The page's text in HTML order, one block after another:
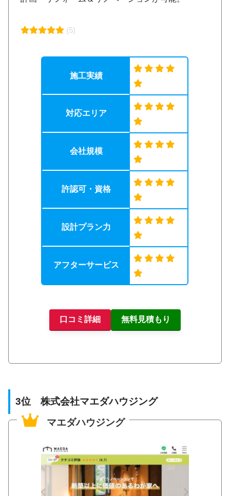
(5)
施工実績
対応エリア
会社規模
許認可・資格
設計プラン力
アフターサービス
口コミ詳細 無料見積もり
3位 株式会社マエダハウジング
マエダハウジング